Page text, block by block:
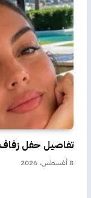
تفاصيل حفل زفاف
8 أغسطس، 2026